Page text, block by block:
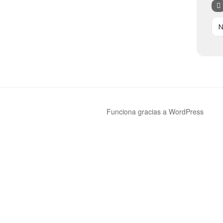
Funciona gracias a WordPress